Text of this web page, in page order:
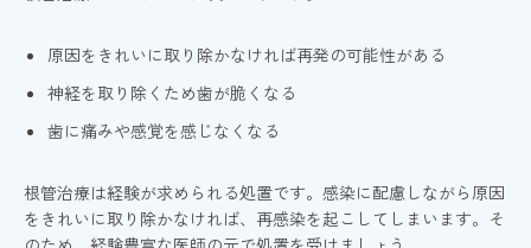
原因をきれいに取り除かなければ再発の可能性がある
神経を取り除くため歯が脆くなる
歯に痛みや感覚を感じなくなる
根管治療は経験が求められる処置です。感染に配慮しながら原因
をきれいに取り除かなければ、再感染を起こしてしまいます。そ